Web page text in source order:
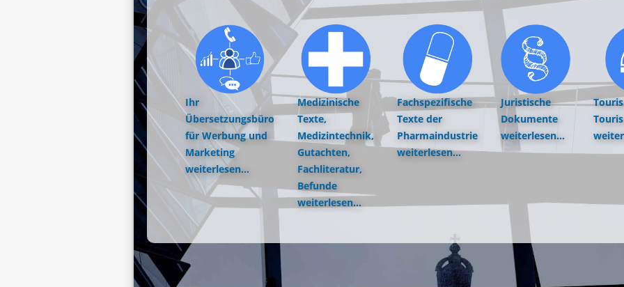
Ihr
Übersetzungsbüro
für Werbung und
Marketing
weiterlesen...
Medizinische
Texte,
Medizintechnik,
Gutachten,
Fachliteratur,
Befunde
weiterlesen...
Fachspezifische
Texte der
Pharmaindustrie
weiterlesen...
Juristische
Dokumente
weiterlesen...